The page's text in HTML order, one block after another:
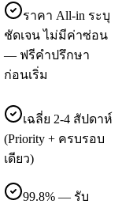
ราคา All-in ระบุ
ชัดเจน ไม่มีค่าซ่อน
— ฟรีคำปรึกษา
ก่อนเริ่ม
เฉลี่ย 2-4 สัปดาห์
(Priority + ครบรอบ
เดียว)
99.8% — รับ